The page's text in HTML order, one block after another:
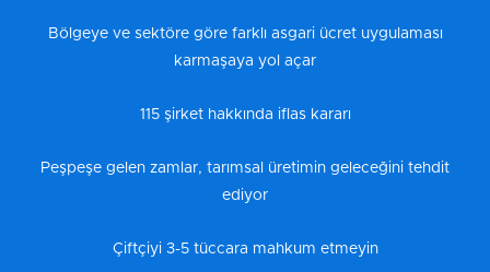
Bölgeye ve sektöre göre farklı asgari ücret uygulaması
karmaşaya yol açar
115 şirket hakkında iflas kararı
Peşpeşe gelen zamlar, tarımsal üretimin geleceğini tehdit
ediyor
Çiftçiyi 3-5 tüccara mahkum etmeyin